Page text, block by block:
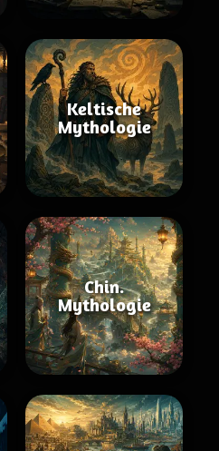
Keltische
Mythologie
Chin.
Mythologie